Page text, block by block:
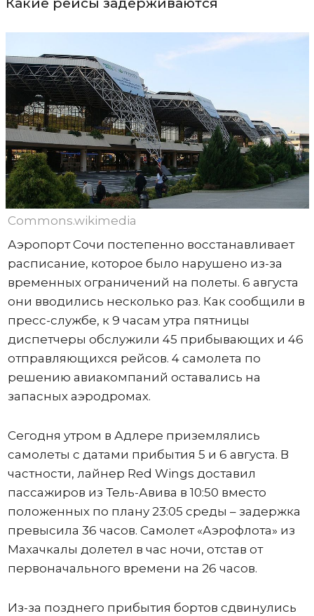
Commons.wikimedia
Аэропорт Сочи постепенно восстанавливает
расписание, которое было нарушено из-за
временных ограничений на полеты. 6 августа
они вводились несколько раз. Как сообщили в
пресс-службе, к 9 часам утра пятницы
диспетчеры обслужили 45 прибывающих и 46
отправляющихся рейсов. 4 самолета по
решению авиакомпаний оставались на
запасных аэродромах.
Сегодня утром в Адлере приземлялись
самолеты с датами прибытия 5 и 6 августа. В
частности, лайнер Red Wings доставил
пассажиров из Тель-Авива в 10:50 вместо
положенных по плану 23:05 среды – задержка
превысила 36 часов. Самолет «Аэрофлота» из
Махачкалы долетел в час ночи, отстав от
первоначального времени на 26 часов.
Из-за позднего прибытия бортов сдвинулись